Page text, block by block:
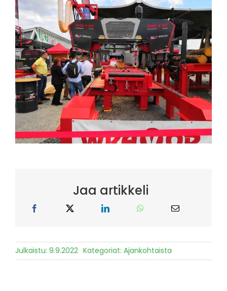
Jaa artikkeli
Julkaistu: 9.9.2022 Kategoriat: Ajankohtaista